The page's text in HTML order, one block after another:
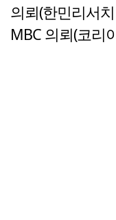
의뢰(한민리서
MBC 의뢰(코리